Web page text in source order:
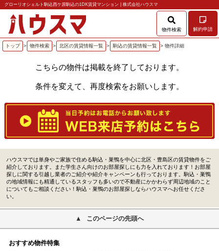
グローリオシェルト駒込西ケ原駒込の1DK賃貸マンション | 株式会社ハウスマ
物件検索 解約申請
トップ > 物件検索 > 北区の賃貸情報一覧 > 駒込の賃貸情報一覧 > 物件詳細
こちらの物件は掲載を終了しております。
条件を変えて、再度検索をお願いします。
ハウスマでは単身やご家族で住める駒込・巣鴨を中心に北区・豊島区の賃貸物件をご
紹介しております。また学生さん向けのお部屋探しにも力を入れております！お部屋
探しに関する引越し業者のご紹介や紹介キャンペーンも行っております。駒込・巣鴨
の地域情報にも精通しているスタッフも多いので不動産にかかわらず周辺地域のこと
についてもご相談ください！駒込・巣鴨のお部屋探しならハウスマへお任せくださ
い。
このページの先頭へ
おすすめ物件特集